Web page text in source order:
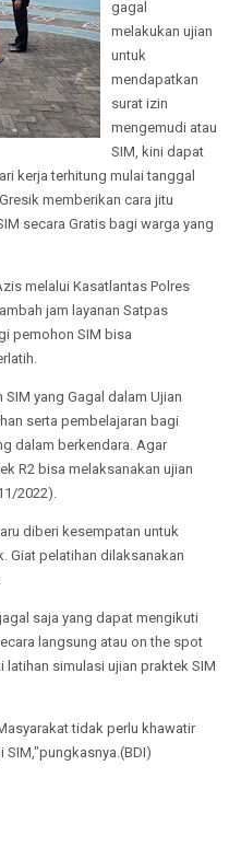
gagal
melakukan ujian
untuk
mendapatkan
surat izin
mengemudi atau
SIM, kini dapat
kerja terhitung mulai tanggal
memberikan cara jitu
secara Gratis bagi warga yang
melalui Kasatlantas Polres
jam layanan Satpas
pemohon SIM bisa
yang Gagal dalam Ujian
serta pembelajaran bagi
dalam berkendara. Agar
R2 bisa melaksanakan ujian
2022).
diberi kesempatan untuk
Giat pelatihan dilaksanakan
saja yang dapat mengikuti
langsung atau on the spot
latihan simulasi ujian praktek SIM
tidak perlu khawatir